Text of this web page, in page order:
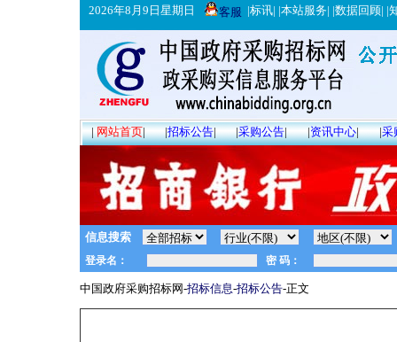
2026年8月9日星期日 客服 |标讯| |本站服务| |数据回顾| |
|网站首页| |招标公告| |采购公告| |资讯中心| |采
信息搜索
中国政府采购招标网-招标信息-招标公告-正文